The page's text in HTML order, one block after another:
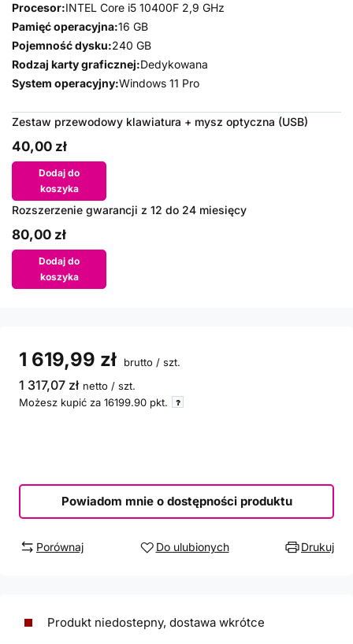
Procesor:INTEL Core i5 10400F 2,9 GHz
Pamięć operacyjna:16 GB
Pojemność dysku:240 GB
Rodzaj karty graficznej:Dedykowana
System operacyjny:Windows 11 Pro
Zestaw przewodowy klawiatura + mysz optyczna (USB)
40,00 zł
Dodaj do
koszyka
Rozszerzenie gwarancji z 12 do 24 miesięcy
80,00 zł
Dodaj do
koszyka
1 619,99 zł brutto / szt.
1 317,07 zł netto / szt.
Możesz kupić za 16199.90 pkt.
Powiadom mnie o dostępności produktu
Porównaj Do ulubionych Drukuj
Produkt niedostepny, dostawa wkrótce